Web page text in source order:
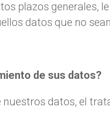
plazos
datos que no
de sus datos?
datos, el